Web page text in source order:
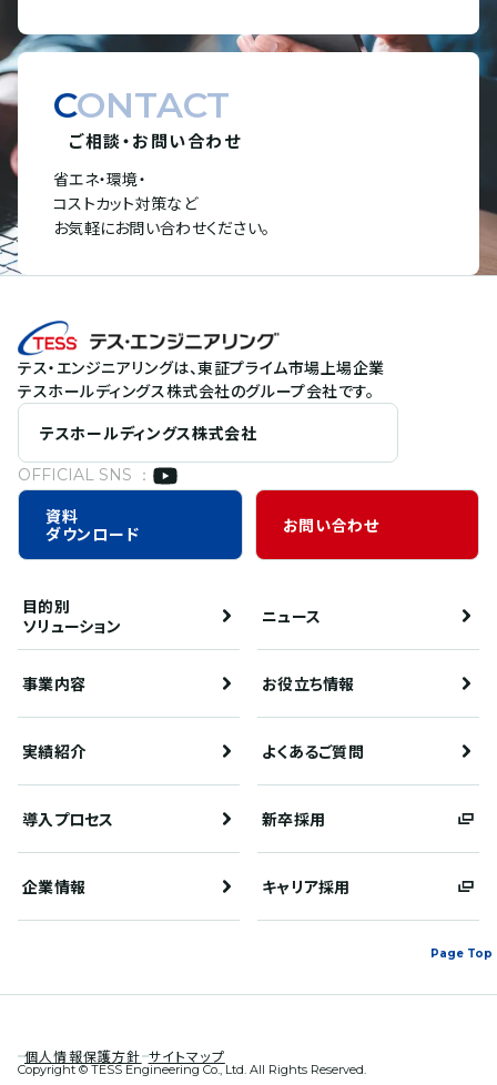
CONTACT
ご相談・お問い合わせ
省エネ・環境・
コストカット対策など
お気軽にお問い合わせください。
テス・エンジニアリングは、東証プライム市場上場企業
テスホールディングス株式会社のグループ会社です。
テスホールディングス株式会社
OFFICIAL SNS ：
資料
ダウンロード
お問い合わせ
目的別
ソリューション
ニュース
事業内容 お役立ち情報
実績紹介 よくあるご質問
導入プロセス 新卒採用
企業情報 キャリア採用
Page Top
個人情報保護方針 サイトマップ
Copyright © TESS Engineering Co., Ltd. All Rights Reserved.